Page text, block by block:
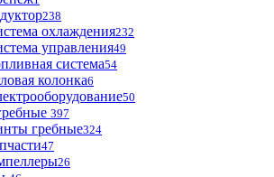
238
охлаждения232
управления49
система54
колонка6
50
397
гребные324
47
26